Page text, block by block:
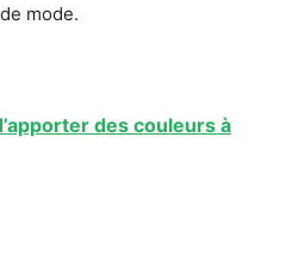
mode.
des couleurs à